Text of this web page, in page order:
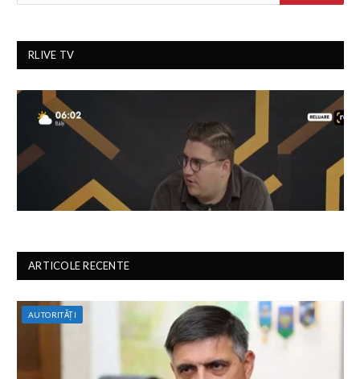
RLIVE TV
ARTICOLE RECENTE
AUTORITĂȚI